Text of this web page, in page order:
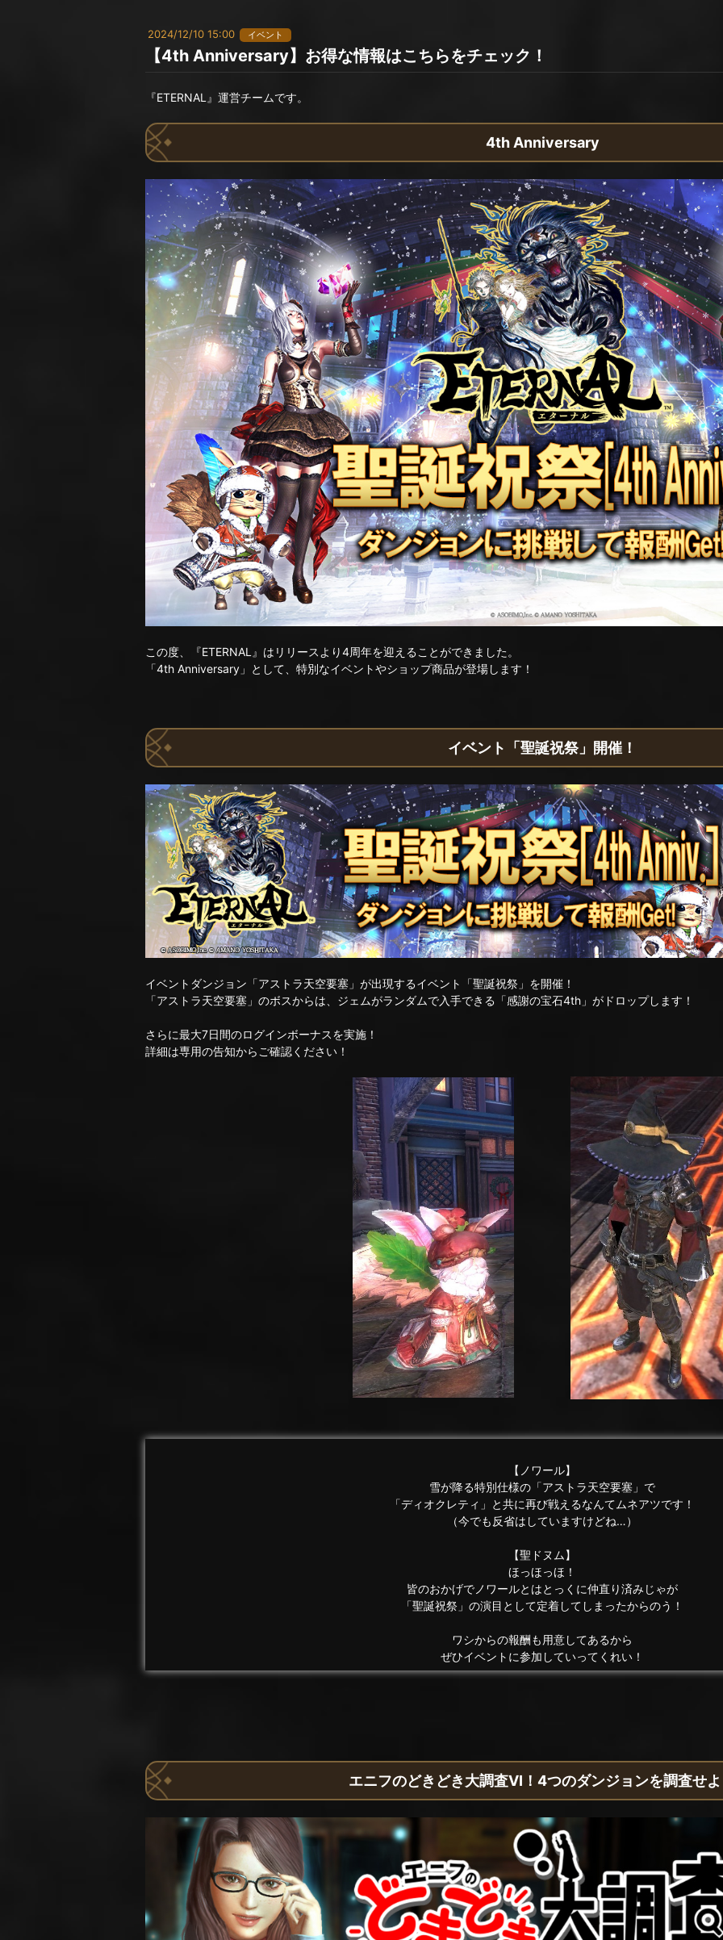
2024/12/10 15:00 イベント
【4th Anniversary】お得な情報はこちらをチェック！
『ETERNAL』運営チームです。
4th Anniversary
この度、『ETERNAL』はリリースより4周年を迎えることができました。
「4th Anniversary」として、特別なイベントやショップ商品が登場します！
イベント「聖誕祝祭」開催！
イベントダンジョン「アストラ天空要塞」が出現するイベント「聖誕祝祭」を開催！
「アストラ天空要塞」のボスからは、ジェムがランダムで入手できる「感謝の宝石4th」がドロップします！
さらに最大7日間のログインボーナスを実施！
詳細は専用の告知からご確認ください！
【ノワール】
雪が降る特別仕様の「アストラ天空要塞」で
「ディオクレティ」と共に再び戦えるなんてムネアツです！
（今でも反省はしていますけどね…）
【聖ドヌム】
ほっほっほ！
皆のおかげでノワールとはとっくに仲直り済みじゃが
「聖誕祝祭」の演目として定着してしまったからのう！
ワシからの報酬も用意してあるから
ぜひイベントに参加していってくれい！
エニフのどきどき大調査VI！4つのダンジョンを調査せ